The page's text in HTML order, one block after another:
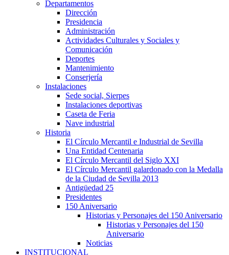
Departamentos
Dirección
Presidencia
Administración
Actividades Culturales y Sociales y
Comunicación
Deportes
Mantenimiento
Conserjería
Instalaciones
Sede social, Sierpes
Instalaciones deportivas
Caseta de Feria
Nave industrial
Historia
El Círculo Mercantil e Industrial de Sevilla
Una Entidad Centenaria
El Círculo Mercantil del Siglo XXI
El Círculo Mercantil galardonado con la Medalla
de la Ciudad de Sevilla 2013
Antigüedad 25
Presidentes
150 Aniversario
Historias y Personajes del 150 Aniversario
Historias y Personajes del 150
Aniversario
Noticias
INSTITUCIONAL